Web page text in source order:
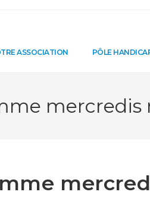
ASSOCIATION PÔLE
mercredis